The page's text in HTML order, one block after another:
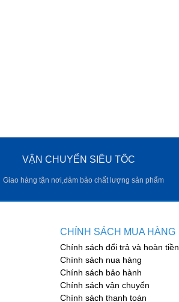
VẬN CHUYỂN SIÊU TỐC
Giao hàng tận nơi,đảm bảo chất lượng sản phẩm
CHÍNH SÁCH MUA HÀNG
Chính sách đổi trả và hoàn tiền
Chính sách nua hàng
Chính sách bảo hành
Chính sách vận chuyển
Chính sách thanh toán